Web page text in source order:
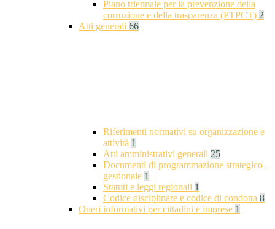
Piano triennale per la prevenzione della
corruzione e della trasparenza (PTPCT) 2
Atti generali 66
Riferimenti normativi su organizzazione e
attività 1
Atti amministrativi generali 25
Documenti di programmazione strategico-
gestionale 1
Statuti e leggi regionali 1
Codice disciplinare e codice di condotta 8
Oneri informativi per cittadini e imprese 1